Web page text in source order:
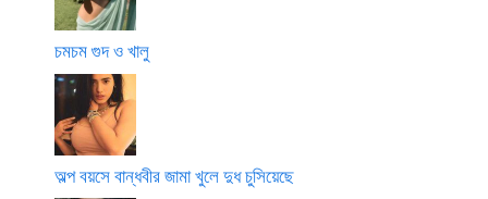
চমচম গুদ ও খালু
অল্প বয়সে বান্ধবীর জামা খুলে দুধ চুসিয়েছে